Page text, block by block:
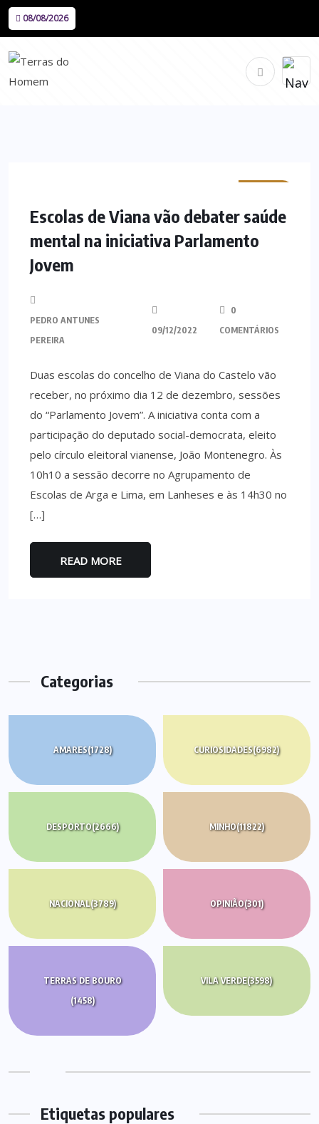
08/08/2026
Escolas de Viana vão debater saúde
mental na iniciativa Parlamento
Jovem
PEDRO ANTUNES
PEREIRA
09/12/2022
0
COMENTÁRIOS
Duas escolas do concelho de Viana do Castelo vão
receber, no próximo dia 12 de dezembro, sessões
do “Parlamento Jovem”. A iniciativa conta com a
participação do deputado social-democrata, eleito
pelo círculo eleitoral vianense, João Montenegro. Às
10h10 a sessão decorre no Agrupamento de
Escolas de Arga e Lima, em Lanheses e às 14h30 no
[…]
READ MORE
Categorias
AMARES(1728) CURIOSIDADES(6982)
DESPORTO(2666) MINHO(11822)
NACIONAL(3789) OPINIÃO(301)
TERRAS DE BOURO
(1458)
VILA VERDE(3598)
Etiquetas populares